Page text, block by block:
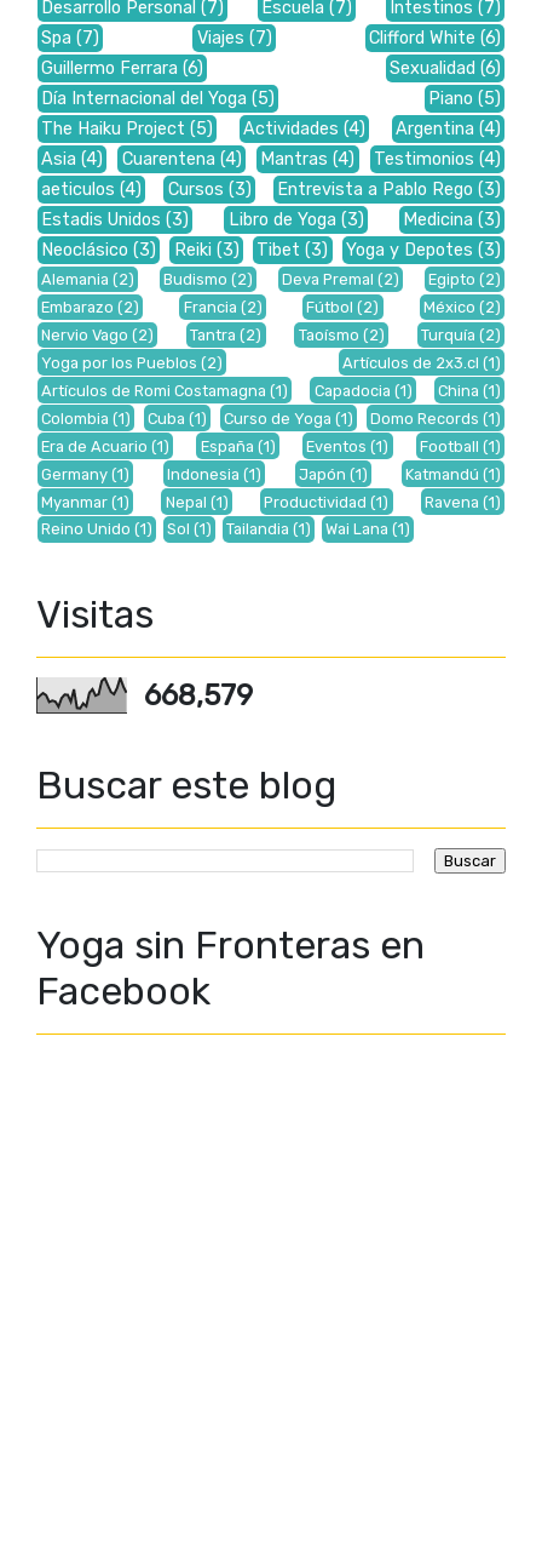
Desarrollo Personal (7) Escuela (7) Intestinos (7)
Spa (7) Viajes (7) Clifford White (6)
Guillermo Ferrara (6) Sexualidad (6)
Día Internacional del Yoga (5) Piano (5)
The Haiku Project (5) Actividades (4) Argentina (4)
Asia (4) Cuarentena (4) Mantras (4) Testimonios (4)
aeticulos (4) Cursos (3) Entrevista a Pablo Rego (3)
Estadis Unidos (3) Libro de Yoga (3) Medicina (3)
Neoclásico (3) Reiki (3) Tibet (3) Yoga y Depotes (3)
Alemania (2) Budismo (2) Deva Premal (2) Egipto (2)
Embarazo (2) Francia (2) Fútbol (2) México (2)
Nervio Vago (2) Tantra (2) Taoísmo (2) Turquía (2)
Yoga por los Pueblos (2) Artículos de 2x3.cl (1)
Artículos de Romi Costamagna (1) Capadocia (1) China (1)
Colombia (1) Cuba (1) Curso de Yoga (1) Domo Records (1)
Era de Acuario (1) España (1) Eventos (1) Football (1)
Germany (1) Indonesia (1) Japón (1) Katmandú (1)
Myanmar (1) Nepal (1) Productividad (1) Ravena (1)
Reino Unido (1) Sol (1) Tailandia (1) Wai Lana (1)
Visitas
668,579
Buscar este blog
Yoga sin Fronteras en
Facebook